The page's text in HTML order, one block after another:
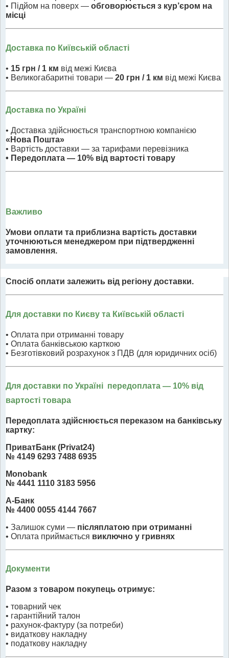
• Підйом на поверх — обговорюється з кур’єром на
місці
Доставка по Київській області
• 15 грн / 1 км від межі Києва
• Великогабаритні товари — 20 грн / 1 км від межі Києва
Доставка по Україні
• Доставка здійснюється транспортною компанією
«Нова Пошта»
• Вартість доставки — за тарифами перевізника
• Передоплата — 10% від вартості товару
Важливо
Умови оплати та приблизна вартість доставки
уточнюються менеджером при підтвердженні
замовлення.
Спосіб оплати залежить від регіону доставки.
Для доставки по Києву та Київській області
• Оплата при отриманні товару
• Оплата банківською карткою
• Безготівковий розрахунок з ПДВ (для юридичних осіб)
Для доставки по Україні передоплата — 10% від
вартості товара
Передоплата здійснюється переказом на банківську
картку:
ПриватБанк (Privat24)
№ 4149 6293 7488 6935
Monobank
№ 4441 1110 3183 5956
А-Банк
№ 4400 0055 4144 7667
• Залишок суми — післяплатою при отриманні
• Оплата приймається виключно у гривнях
Документи
Разом з товаром покупець отримує:
• товарний чек
• гарантійний талон
• рахунок-фактуру (за потреби)
• видаткову накладну
• податкову накладну